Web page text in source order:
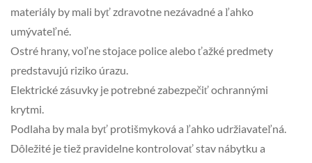
materiály by mali byť zdravotne nezávadné a ľahko
umývateľné.
Ostré hrany, voľne stojace police alebo ťažké predmety
predstavujú riziko úrazu.
Elektrické zásuvky je potrebné zabezpečiť ochrannými
krytmi.
Podlaha by mala byť protišmyková a ľahko udržiavateľná.
Dôležité je tiež pravidelne kontrolovať stav nábytku a